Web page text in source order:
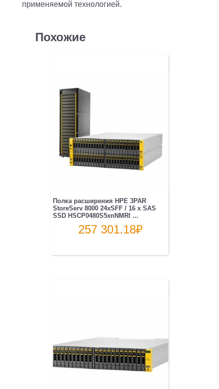
применяемой технологией.
Похожие
Полка расширения HPE 3PAR
StoreServ 8000 24xSFF / 16 x SAS
SSD HSCP0480S5xnNMRI ...
257 301.18₽